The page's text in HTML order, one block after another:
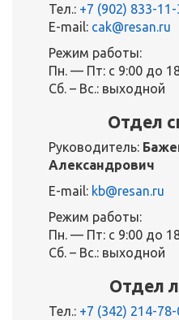
Тел.: +7 (902) 833-
E-mail: cak@resan.ru
Режим работы:
Пн. — Пт: с 9:00 до
Сб. – Вс.: выходной
Отдел
Руководитель:
Александрович
E-mail: kb@resan.ru
Режим работы:
Пн. — Пт: с 9:00 до
Сб. – Вс.: выходной
Отдел
Тел.: +7 (342) 214-